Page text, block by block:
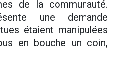
de la communauté.
une demande
étaient manipulées
en bouche un coin,